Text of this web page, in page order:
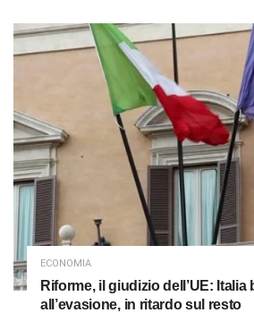
ECONOMIA
Riforme, il giudizio dell’UE: Italia
all’evasione, in ritardo sul resto